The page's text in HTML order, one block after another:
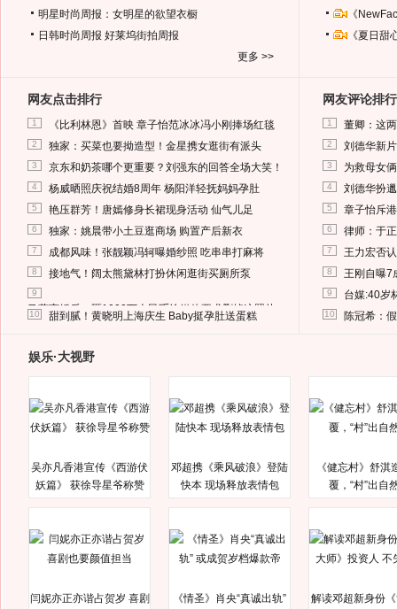
明星时尚周报：女明星的欲望衣橱
日韩时尚周报 好莱坞街拍周报
更多 >>
《
《夏日
网友点击排行
1 《比利林恩》首映 章子怡范冰冰冯小刚捧场红毯
2 独家：买菜也要拗造型！金星携女逛街有派头
3 京东和奶茶哪个更重要？刘强东的回答全场大笑！
4 杨威晒照庆祝结婚8周年 杨阳洋轻抚妈妈孕肚
5 艳压群芳！唐嫣修身长裙现身活动 仙气儿足
6 独家：姚晨带小土豆逛商场 购置产后新衣
7 成都风味！张靓颖冯轲曝婚纱照 吃串串打麻将
8 接地气！阔太熊黛林打扮休闲逛街买厕所泵
9
马蓉离婚后，砸1000万人民币给媒体要求删掉这照片
10 甜到腻！黄晓明上海庆生 Baby挺孕肚送蛋糕
网友评论排行
1 董卿：这
2 刘德华新
3 为救母女
4 刘德华扮
5 章子怡斥
6 律师：于
7 王力宏否
8 王刚自曝7
9 台媒:40岁
10 陈冠希：
娱乐·大视野
吴亦凡香港宣传《西游伏
妖篇》 获徐导星爷称赞
邓超携《乘风破浪》登陆
快本 现场释放表情包
《健忘村》舒淇
覆，“村”出自
闫妮亦正亦谐占贺岁 喜剧
《情圣》肖央“真诚出轨”
解读邓超新身份